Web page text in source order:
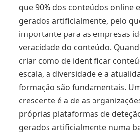
que 90% dos conteúdos online
gerados artificialmente, pelo
importante para as empresas
veracidade do conteúdo.
criar como de identificar
escala, a diversidade e a
formação são fundamentais.
crescente é a de as
próprias plataformas de
gerados artificialmente numa